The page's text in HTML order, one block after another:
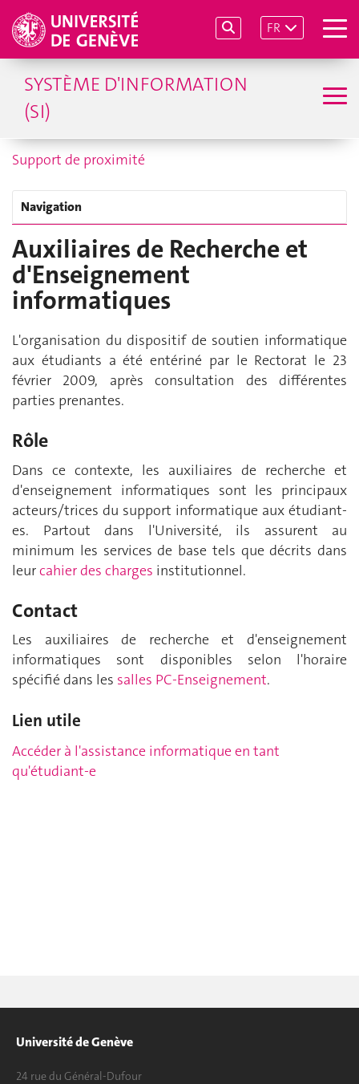
FR
SYSTÈME D'INFORMATION
(SI)
Support de proximité
Navigation
Auxiliaires de Recherche et
d'Enseignement
informatiques
L'organisation du dispositif de soutien informatique
aux étudiants a été entériné par le Rectorat le 23
février 2009, après consultation des différentes
parties prenantes.
Rôle
Dans ce contexte, les auxiliaires de recherche et
d'enseignement informatiques sont les principaux
acteurs/trices du support informatique aux étudiant-
es. Partout dans l'Université, ils assurent au
minimum les services de base tels que décrits dans
leurcahier des charges institutionnel.
Contact
Les auxiliaires de recherche et d'enseignement
informatiques sont disponibles selon l'horaire
spécifié dans les salles PC-Enseignement.
Lien utile
Accéder à l'assistance informatique en tant
qu'étudiant-e
Université de Genève
24 rue du Général-Dufour